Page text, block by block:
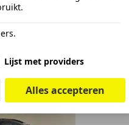
Lijst met providers
Alles accepteren